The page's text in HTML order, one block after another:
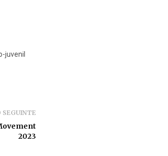
juvenil
SEGUINTE
2023